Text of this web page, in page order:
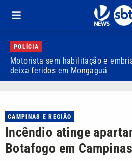
POLÍCIA
Motorista sem habilitação e
deixa feridos em Mongaguá
CAMPINAS E REGIÃO
Incêndio atinge
Botafogo em Campinas